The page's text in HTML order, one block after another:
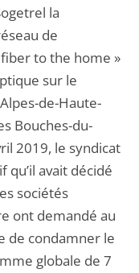
la
de
to the home »
sur le
de-Haute-
Bouches-du-
2019, le syndicat
avait décidé
sociétés
ont demandé au
de condamner le
globale de 7